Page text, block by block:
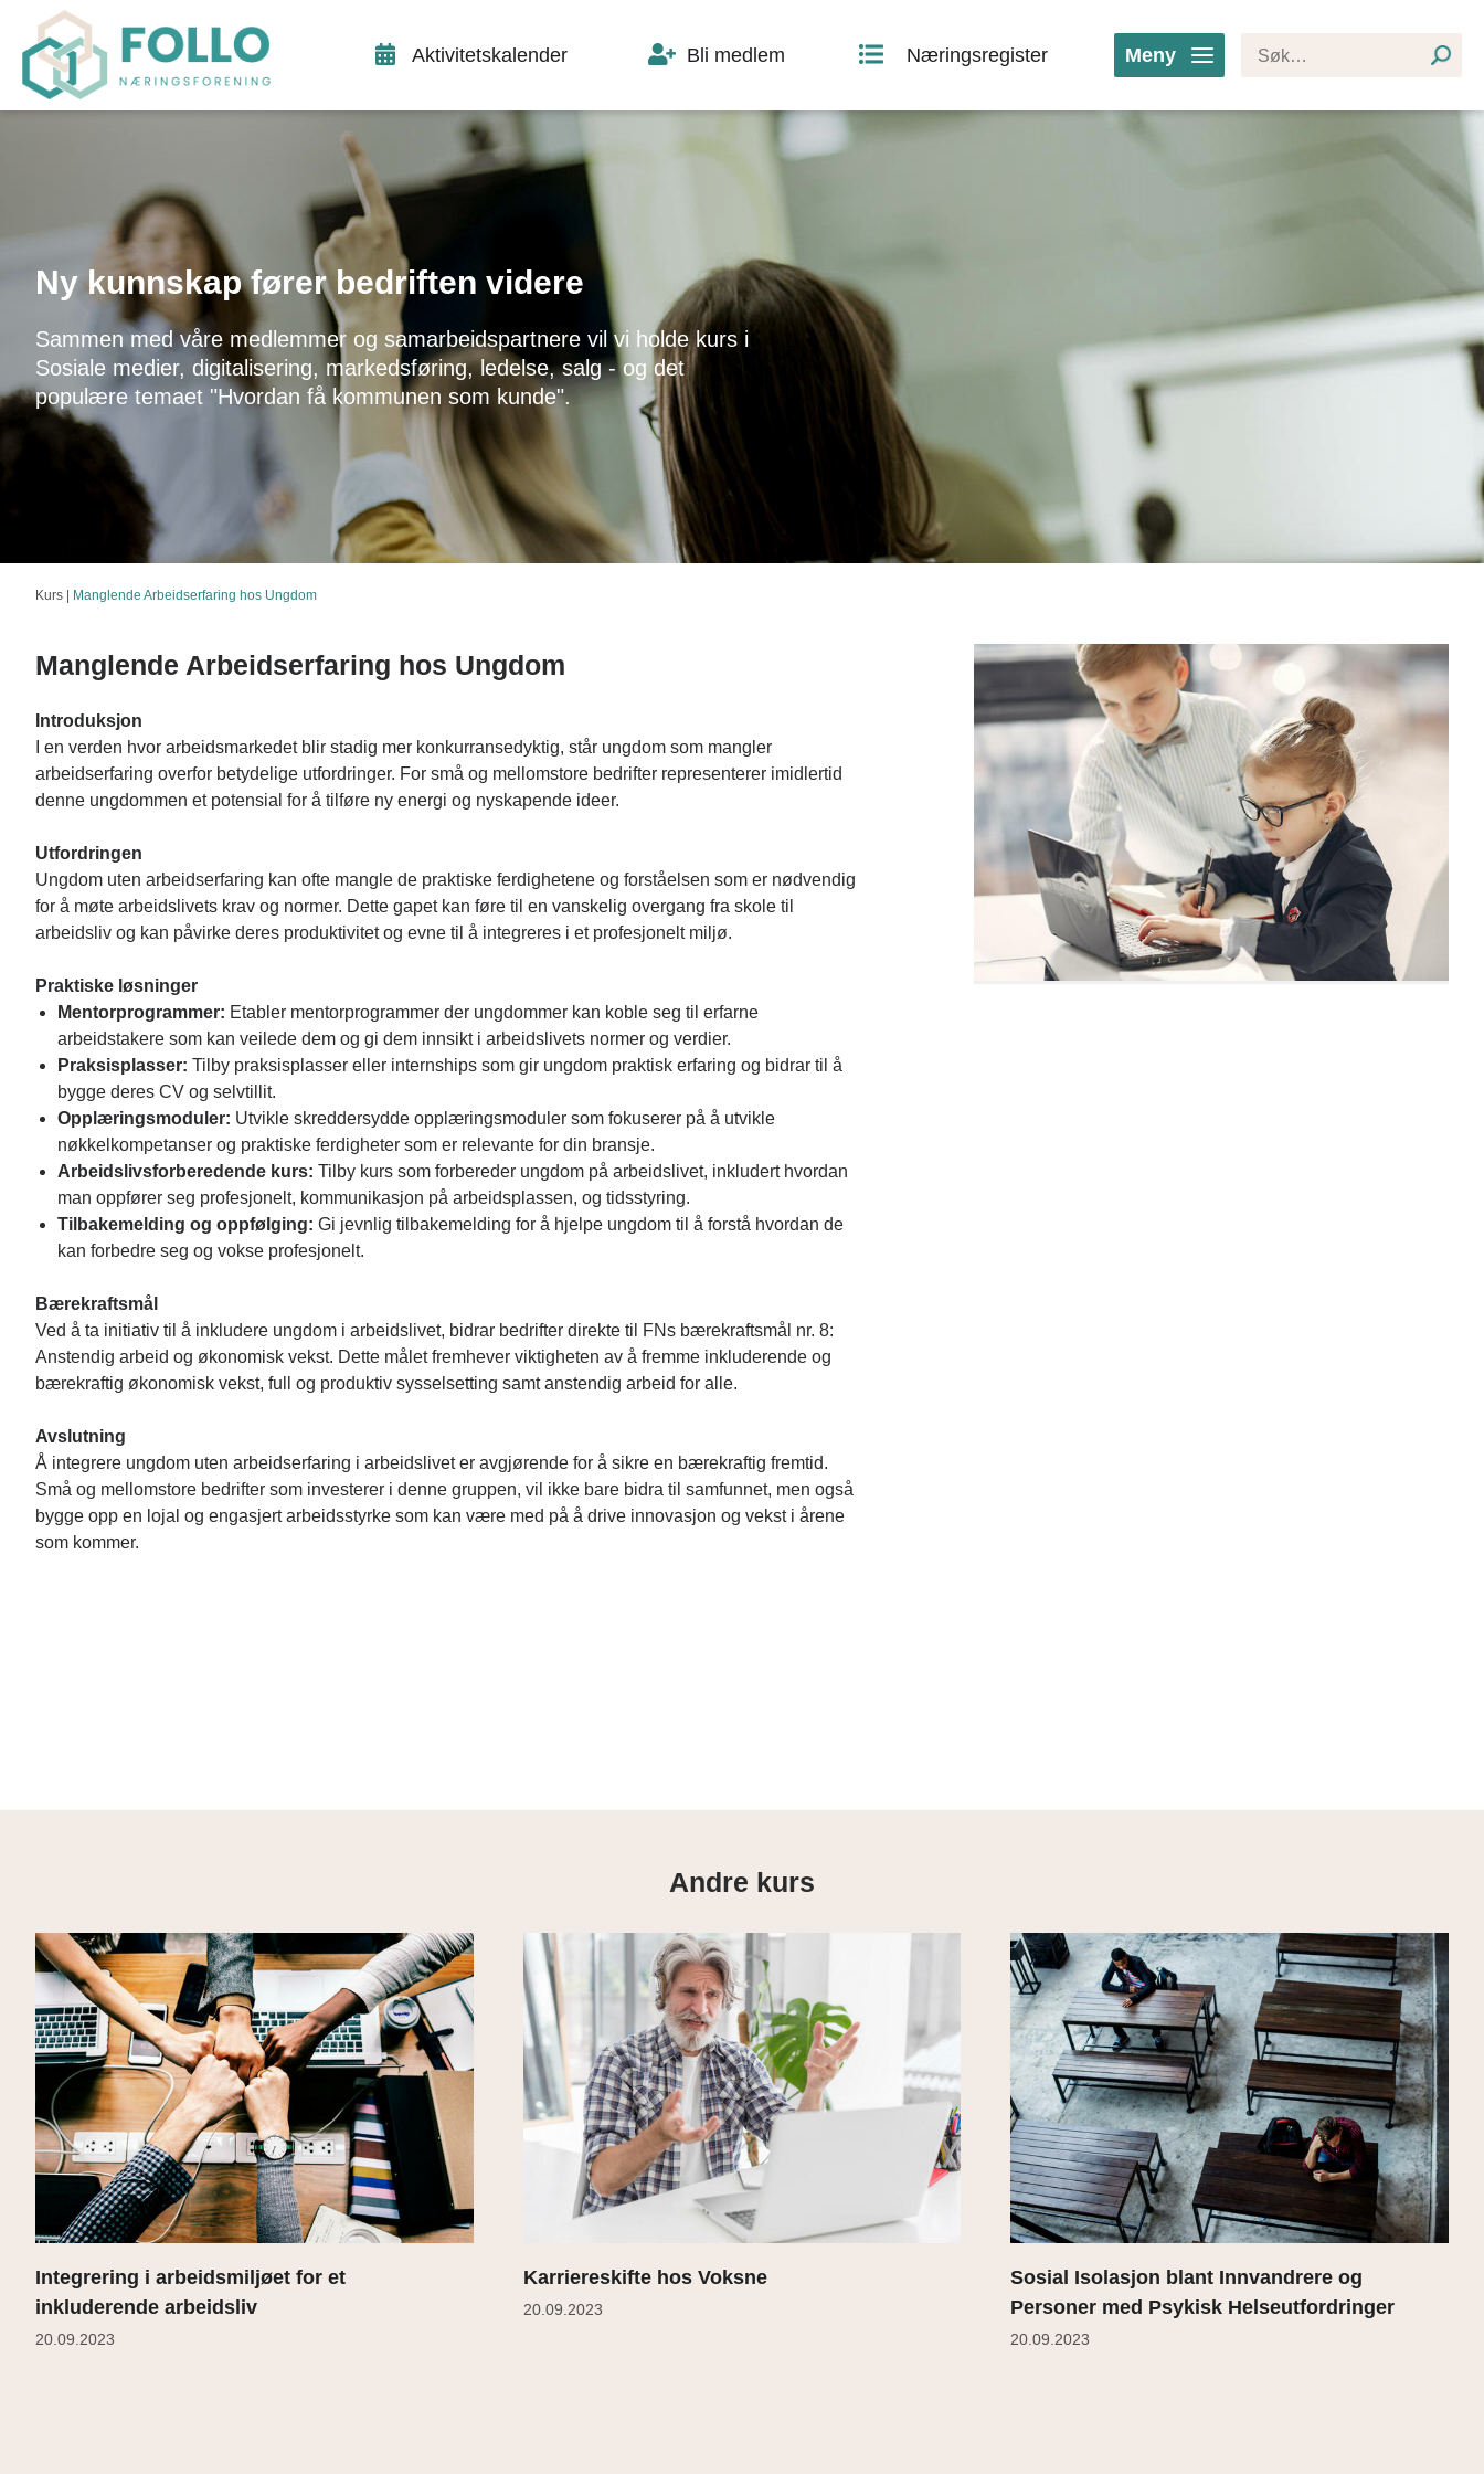
Meny
Aktivitetskalender Bli medlem Næringsregister
Ny kunnskap fører bedriften videre
Sammen med våre medlemmer og samarbeidspartnere vil vi holde kurs i
Sosiale medier, digitalisering, markedsføring, ledelse, salg - og det
populære temaet "Hvordan få kommunen som kunde".
Kurs Manglende Arbeidserfaring hos Ungdom
Manglende Arbeidserfaring hos Ungdom
Introduksjon
I en verden hvor arbeidsmarkedet blir stadig mer konkurransedyktig, står ungdom som mangler
arbeidserfaring overfor betydelige utfordringer. For små og mellomstore bedrifter representerer imidlertid
denne ungdommen et potensial for å tilføre ny energi og nyskapende ideer.
Utfordringen
Ungdom uten arbeidserfaring kan ofte mangle de praktiske ferdighetene og forståelsen som er nødvendig
for å møte arbeidslivets krav og normer. Dette gapet kan føre til en vanskelig overgang fra skole til
arbeidsliv og kan påvirke deres produktivitet og evne til å integreres i et profesjonelt miljø.
Praktiske løsninger
Mentorprogrammer: Etabler mentorprogrammer der ungdommer kan koble seg til erfarne
arbeidstakere som kan veilede dem og gi dem innsikt i arbeidslivets normer og verdier.
Praksisplasser: Tilby praksisplasser eller internships som gir ungdom praktisk erfaring og bidrar til å
bygge deres CV og selvtillit.
Opplæringsmoduler: Utvikle skreddersydde opplæringsmoduler som fokuserer på å utvikle
nøkkelkompetanser og praktiske ferdigheter som er relevante for din bransje.
Arbeidslivsforberedende kurs: Tilby kurs som forbereder ungdom på arbeidslivet, inkludert hvordan
man oppfører seg profesjonelt, kommunikasjon på arbeidsplassen, og tidsstyring.
Tilbakemelding og oppfølging: Gi jevnlig tilbakemelding for å hjelpe ungdom til å forstå hvordan de
kan forbedre seg og vokse profesjonelt.
Bærekraftsmål
Ved å ta initiativ til å inkludere ungdom i arbeidslivet, bidrar bedrifter direkte til FNs bærekraftsmål nr. 8:
Anstendig arbeid og økonomisk vekst. Dette målet fremhever viktigheten av å fremme inkluderende og
bærekraftig økonomisk vekst, full og produktiv sysselsetting samt anstendig arbeid for alle.
Avslutning
Å integrere ungdom uten arbeidserfaring i arbeidslivet er avgjørende for å sikre en bærekraftig fremtid.
Små og mellomstore bedrifter som investerer i denne gruppen, vil ikke bare bidra til samfunnet, men også
bygge opp en lojal og engasjert arbeidsstyrke som kan være med på å drive innovasjon og vekst i årene
som kommer.
Andre kurs
Integrering i arbeidsmiljøet for et
inkluderende arbeidsliv
20.09.2023
Karriereskifte hos Voksne
20.09.2023
Sosial Isolasjon blant Innvandrere og
Personer med Psykisk Helseutfordringer
20.09.2023